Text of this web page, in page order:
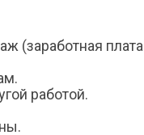
(заработная плата
работой.